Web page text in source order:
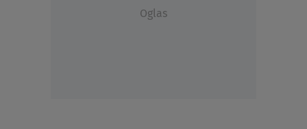
Oglas